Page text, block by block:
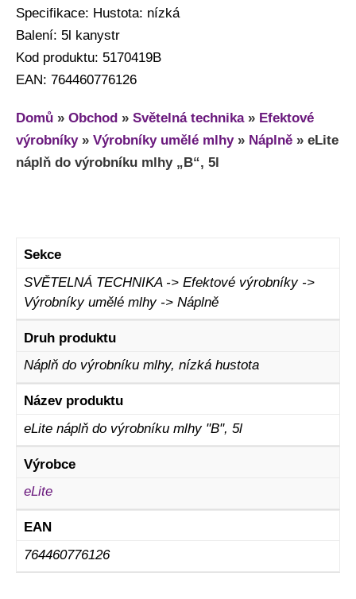
Specifikace: Hustota: nízká
Balení: 5l kanystr
Kod produktu: 5170419B
EAN: 764460776126
Domů » Obchod » Světelná technika» Efektové
výrobníky» Výrobníky umělé mlhy» Náplně » eLite
náplň do výrobníku mlhy „B“, 5l
Sekce
SVĚTELNÁ TECHNIKA -> Efektové výrobníky ->
Výrobníky umělé mlhy -> Náplně
Druh produktu
Náplň do výrobníku mlhy, nízká hustota
Název produktu
eLite náplň do výrobníku mlhy "B", 5l
Výrobce
eLite
EAN
764460776126